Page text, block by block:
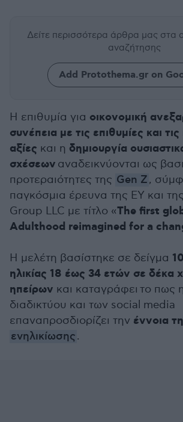
Δείτε περισσότερα άρθρα μας στα
αναζήτησης
Add Protothema.gr on
Η επιθυμία για οικονομική
συνέπεια με τις επιθυμίες και
αξίες και η δημιουργία
σχέσεων αναδεικνύονται ως
προτεραιότητες της Gen Z,
παγκόσμια έρευνα της EY και
Group LLC με τίτλο «The first
Adulthood reimagined for a
Η μελέτη βασίστηκε σε δείγμα
ηλικίας 18 έως 34 ετών σε δέκα
ηπείρων και καταγράφει το πως
διαδικτύου και των social media
επαναπροσδιορίζει την έννοια
ενηλικίωσης.